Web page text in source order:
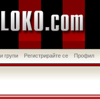
групи Регистрирайте се Профил